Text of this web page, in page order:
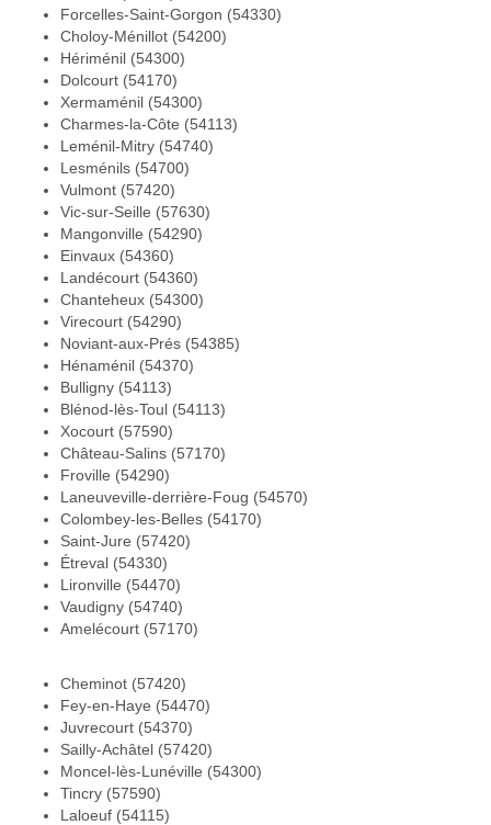
Forcelles-Saint-Gorgon (54330)
Choloy-Ménillot (54200)
Hériménil (54300)
Dolcourt (54170)
Xermaménil (54300)
Charmes-la-Côte (54113)
Leménil-Mitry (54740)
Lesménils (54700)
Vulmont (57420)
Vic-sur-Seille (57630)
Mangonville (54290)
Einvaux (54360)
Landécourt (54360)
Chanteheux (54300)
Virecourt (54290)
Noviant-aux-Prés (54385)
Hénaménil (54370)
Bulligny (54113)
Blénod-lès-Toul (54113)
Xocourt (57590)
Château-Salins (57170)
Froville (54290)
Laneuveville-derrière-Foug (54570)
Colombey-les-Belles (54170)
Saint-Jure (57420)
Étreval (54330)
Lironville (54470)
Vaudigny (54740)
Amelécourt (57170)
Cheminot (57420)
Fey-en-Haye (54470)
Juvrecourt (54370)
Sailly-Achâtel (57420)
Moncel-lès-Lunéville (54300)
Tincry (57590)
Laloeuf (54115)